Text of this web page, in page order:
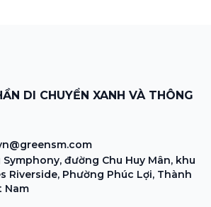
DI CHUYỂN XANH VÀ THÔNG
đường Chu Huy Mân, khu
Riverside, Phường Phúc Lợi, Thành
Nam